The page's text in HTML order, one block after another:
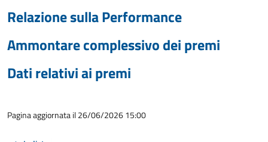
Relazione sulla Performance
Ammontare complessivo dei premi
Dati relativi ai premi
Pagina aggiornata il 26/06/2026 15:00